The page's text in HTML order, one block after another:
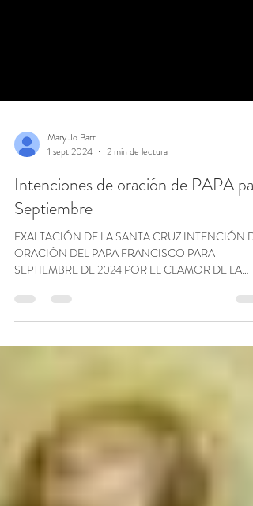
Mary Jo Barr
1 sept 2024
Intenciones de oración de PAPA
Septiembre
ORACIÓN DEL PAPA FRANCISCO PARA
SEPTIEMBRE DE 2024 POR EL CLAMOR DE LA